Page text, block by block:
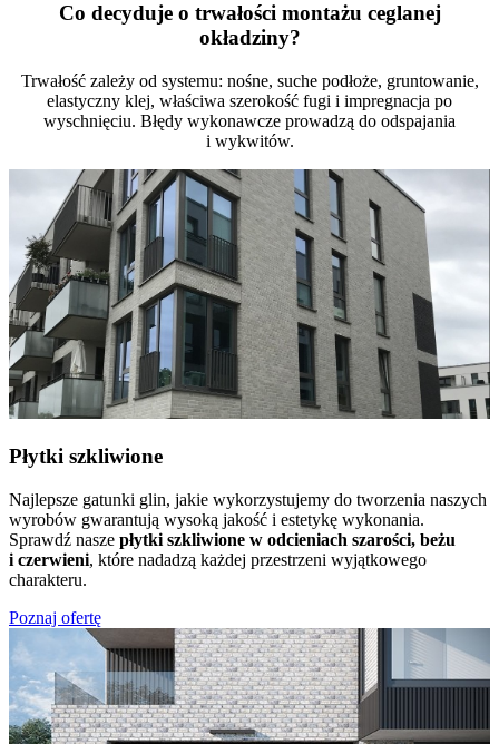
Co decyduje o trwałości montażu ceglanej
okładziny?
Trwałość zależy od systemu: nośne, suche podłoże, gruntowanie,
elastyczny klej, właściwa szerokość fugi i impregnacja po
wyschnięciu. Błędy wykonawcze prowadzą do odspajania
i wykwitów.
Płytki szkliwione
Najlepsze gatunki glin, jakie wykorzystujemy do tworzenia naszych
wyrobów gwarantują wysoką jakość i estetykę wykonania.
Sprawdź nasze płytki szkliwione w odcieniach szarości, beżu
i czerwieni, które nadadzą każdej przestrzeni wyjątkowego
charakteru.
Poznaj ofertę